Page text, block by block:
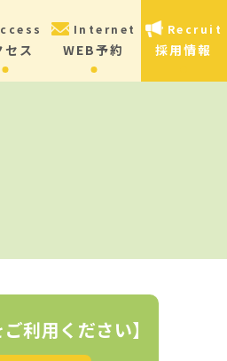
セス
Internet
WEB予約
Recruit
採用情報
利用ください】